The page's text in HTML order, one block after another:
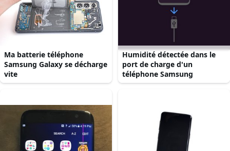
Ma batterie téléphone
Samsung Galaxy se décharge
vite
Humidité détectée dans le
port de charge d'un
téléphone Samsung